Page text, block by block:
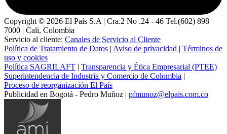
Copyright © 2026 El País S.A | Cra.2 No .24 - 46 Tel.(602) 898
7000 | Cali, Colombia
Servicio al cliente: Canales de Servicio al Cliente
Política de Tratamiento de Datos | Aviso de privacidad | Términos de
uso y cookies
Política SAGRILAFT | Transparencia y Ética Empresarial (PTEE)
Superintendencia de Industria y Comercio de Colombia |
Proceso de reorganización El País
Publicidad en Bogotá - Pedro Muñoz | pfmunoz@elpais.com.co